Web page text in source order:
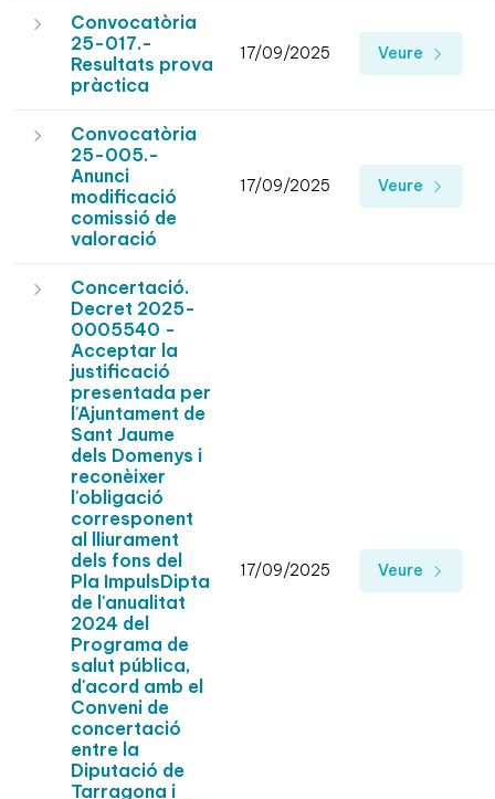
Convocatòria
25-017.-
Resultats prova
pràctica
17/09/2025 Veure
Convocatòria
25-005.-
Anunci
modificació
comissió de
valoració
17/09/2025 Veure
Concertació.
Decret 2025-
0005540 -
Acceptar la
justificació
presentada per
l'Ajuntament de
Sant Jaume
dels Domenys i
reconèixer
l'obligació
corresponent
al lliurament
dels fons del
Pla ImpulsDipta
de l'anualitat
2024 del
Programa de
salut pública,
d'acord amb el
Conveni de
concertació
entre la
Diputació de
Tarragona i
17/09/2025 Veure